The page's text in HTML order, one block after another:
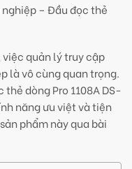
– Đầu đọc thẻ
quản lý truy cập
là vô cùng quan trọng.
dòng Pro 1108A DS-
năng ưu việt và tiện
phẩm này qua bài